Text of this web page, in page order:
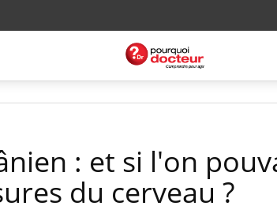
: et si l'on
du cerveau ?